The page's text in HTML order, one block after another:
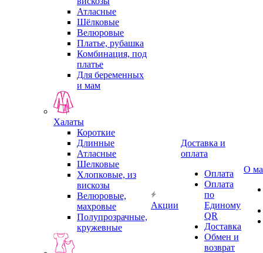
Атласные
Шёлковые
Велюровые
Платье, рубашка
Комбинация, под
платье
Для беременных
и мам
Халаты
Короткие
Длинные
Атласные
Шелковые
Хлопковые, из
вискозы
Велюровые,
махровые
Полупрозрачные,
кружевные
Акции
Доставка и
оплата
Оплата
Оплата
по
Единому
QR
Доставка
Обмен и
возврат
О